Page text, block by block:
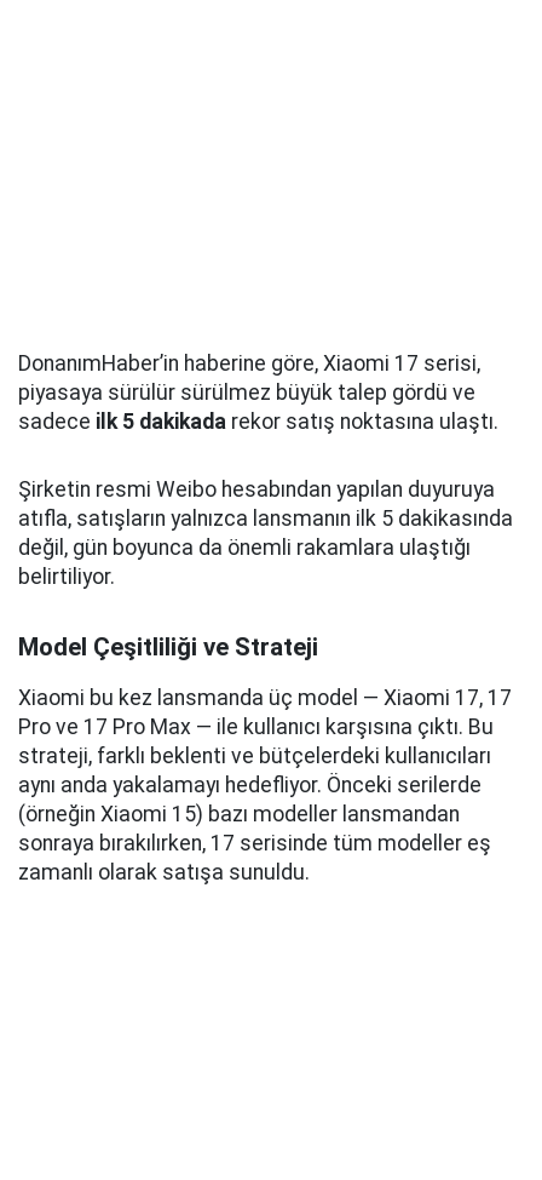
DonanımHaber’in haberine göre, Xiaomi 17 serisi,
piyasaya sürülür sürülmez büyük talep gördü ve
sadece ilk 5 dakikada rekor satış noktasına ulaştı.
Şirketin resmi Weibo hesabından yapılan duyuruya
atıfla, satışların yalnızca lansmanın ilk 5 dakikasında
değil, gün boyunca da önemli rakamlara ulaştığı
belirtiliyor.
Model Çeşitliliği ve Strateji
Xiaomi bu kez lansmanda üç model — Xiaomi 17, 17
Pro ve 17 Pro Max — ile kullanıcı karşısına çıktı. Bu
strateji, farklı beklenti ve bütçelerdeki kullanıcıları
aynı anda yakalamayı hedefliyor. Önceki serilerde
(örneğin Xiaomi 15) bazı modeller lansmandan
sonraya bırakılırken, 17 serisinde tüm modeller eş
zamanlı olarak satışa sunuldu.